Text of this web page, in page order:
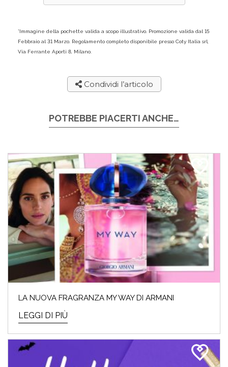
*Immagine della pochette valida a scopo illustrativo. Promozione valida dal 15
Febbraio al 31 Marzo. Regolamento completo disponibile presso Coty Italia srl,
Via Ferrante Aporti 8, Milano.
Condividi l’articolo
POTREBBE PIACERTI ANCHE…
LA NUOVA FRAGRANZA MY WAY DI ARMANI
LEGGI DI PIÙ